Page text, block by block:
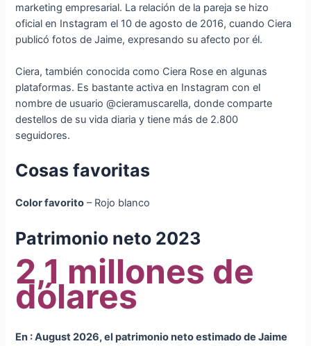
marketing empresarial. La relación de la pareja se hizo
oficial en Instagram el 10 de agosto de 2016, cuando Ciera
publicó fotos de Jaime, expresando su afecto por él.
Ciera, también conocida como Ciera Rose en algunas
plataformas. Es bastante activa en Instagram con el
nombre de usuario @cieramuscarella, donde comparte
destellos de su vida diaria y tiene más de 2.800
seguidores.
Cosas favoritas
Color favorito – Rojo blanco
Patrimonio neto 2023
2,1 millones de
dólares
En : August 2026, el patrimonio neto estimado de Jaime